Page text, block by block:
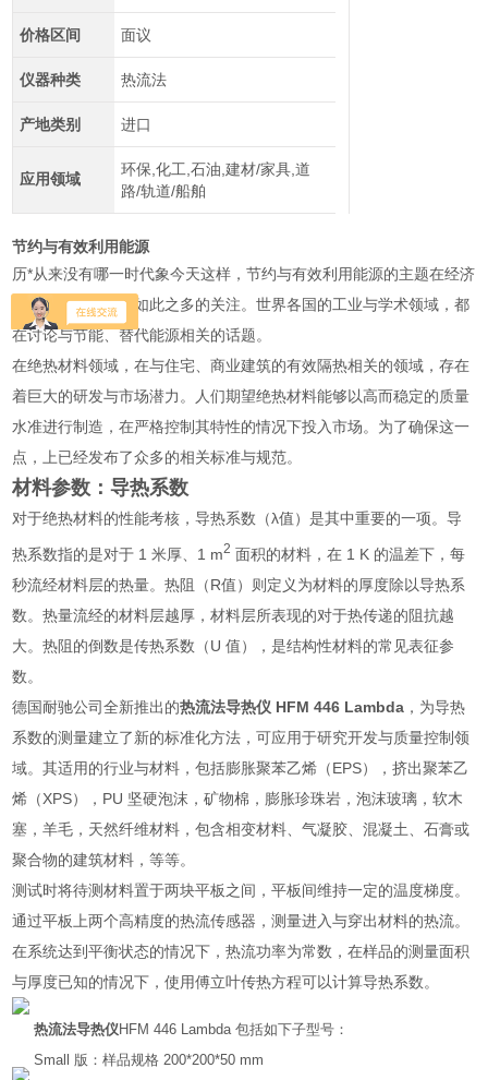
价格区间 面议
仪器种类 热流法
产地类别 进口
应用领域
环保,化工,石油,建材/家具,道
路/轨道/船舶
节约与有效利用能源
历*从来没有哪一时代象今天这样，节约与有效利用能源的主题在经济
与政治领域吸引了如此之多的关注。世界各国的工业与学术领域，都
在讨论与节能、替代能源相关的话题。
在绝热材料领域，在与住宅、商业建筑的有效隔热相关的领域，存在
着巨大的研发与市场潜力。人们期望绝热材料能够以高而稳定的质量
水准进行制造，在严格控制其特性的情况下投入市场。为了确保这一
点，上已经发布了众多的相关标准与规范。
材料参数：导热系数
对于绝热材料的性能考核，导热系数（λ值）是其中重要的一项。导
热系数指的是对于 1 米厚、1 m2 面积的材料，在 1 K 的温差下，每
秒流经材料层的热量。热阻（R值）则定义为材料的厚度除以导热系
数。热量流经的材料层越厚，材料层所表现的对于热传递的阻抗越
大。热阻的倒数是传热系数（U 值），是结构性材料的常见表征参
数。
德国耐驰公司全新推出的热流法导热仪 HFM 446 Lambda ，为导热
系数的测量建立了新的标准化方法，可应用于研究开发与质量控制领
域。其适用的行业与材料，包括膨胀聚苯乙烯（EPS），挤出聚苯乙
烯（XPS），PU 坚硬泡沫，矿物棉，膨胀珍珠岩，泡沫玻璃，软木
塞，羊毛，天然纤维材料，包含相变材料、气凝胶、混凝土、石膏或
聚合物的建筑材料，等等。
测试时将待测材料置于两块平板之间，平板间维持一定的温度梯度。
通过平板上两个高精度的热流传感器，测量进入与穿出材料的热流。
在系统达到平衡状态的情况下，热流功率为常数，在样品的测量面积
与厚度已知的情况下，使用傅立叶传热方程可以计算导热系数。
热流法导热仪HFM 446 Lambda 包括如下子型号：
Small 版：样品规格 200*200*50 mm